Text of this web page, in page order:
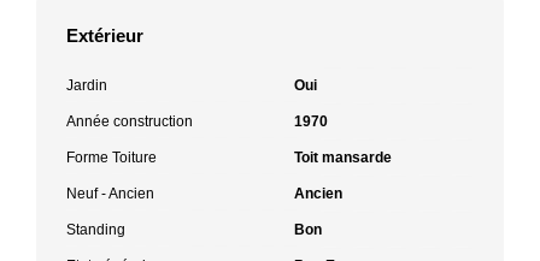
Extérieur
Jardin Oui
Année construction 1970
Forme Toiture Toit mansarde
Neuf - Ancien Ancien
Standing Bon